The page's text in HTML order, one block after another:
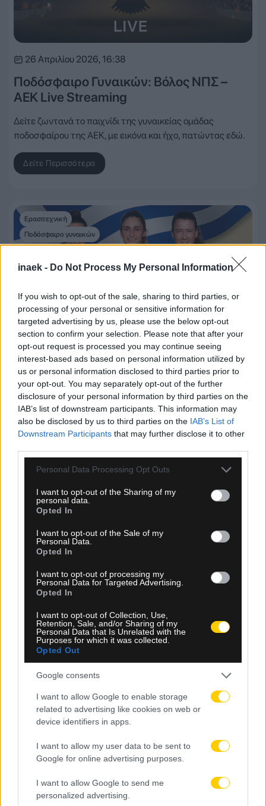
inaek - Do Not Process My Personal Information
If you wish to opt-out of the sale, sharing to third parties, or
processing of your personal or sensitive information for
targeted advertising by us, please use the below opt-out
section to confirm your selection. Please note that after your
opt-out request is processed you may continue seeing
interest-based ads based on personal information utilized by
us or personal information disclosed to third parties prior to
your opt-out. You may separately opt-out of the further
disclosure of your personal information by third parties on the
IAB’s list of downstream participants. This information may
also be disclosed by us to third parties on the IAB’s List of
Downstream Participants that may further disclose it to other
Please note that this website/app uses one or more Google
not limited to your visit or usage behaviour. You may click to
grant or deny consent to Google and its third-party tags to
use your data for below specified purposes in below Google
consent section.
Personal Data Processing Opt Outs
I want to opt-out of the Sharing of my
personal data.
Opted In
I want to opt-out of the Sale of my
Personal Data.
Opted In
I want to opt-out of processing my
Personal Data for Targeted Advertising.
Opted In
I want to opt-out of Collection, Use,
Retention, Sale, and/or Sharing of my
Personal Data that Is Unrelated with the
Purposes for which it was collected.
Opted Out
Google consents
I want to allow Google to enable storage
related to advertising like cookies on web or
device identifiers in apps.
I want to allow my user data to be sent to
Google for online advertising purposes.
I want to allow Google to send me
personalized advertising.
26 Απριλίου 2026, 16:38
Ποδόσφαιρο Γυναικών: Βόλος ΝΠΣ –
ΑΕΚ Live Streaming
Δείτε ζωντανά το παιχνίδι της γυναικείας ομάδας
ποδοσφαίρου της ΑΕΚ, με εικόνα και ήχο, πατώντας εδώ.
Δείτε Περισσότερα
Ερασιτεχνική
Ποδόσφαιρο γυναικών
9 Απριλίου 2026, 16:29
Ποδόσφαιρο Γυναικών: Με έξι
παίκτριες της ΑΕΚ η προετοιμασία της
Εθνικής
Με έξι παίκτριες της ΑΕΚ ξεκίνησε η προετοιμασία της
Εθνικής Γυναικών για τα προκριματικά του Μουντιάλ 2027.
Δείτε Περισσότερα
Ποδόσφαιρο γυναικών
Ποδόσφαιρο Γυναικών: Αυτή είναι η
ενδεκάδα της ΑΕΚ για το κρίσιμο
παιχνίδι απέναντι στον ΠΑΟΚ! (ΦΩΤΟ)
Δείτε την ενδεκάδα της ΑΕΚ στον δεύτερο ημιτελικο
απέναντι στον ΠΑΟΚ, για το Κύπελλο Ελλάδας.
Δείτε Περισσότερα